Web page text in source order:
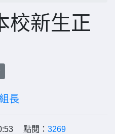
校新生正
長
點閱： 3269